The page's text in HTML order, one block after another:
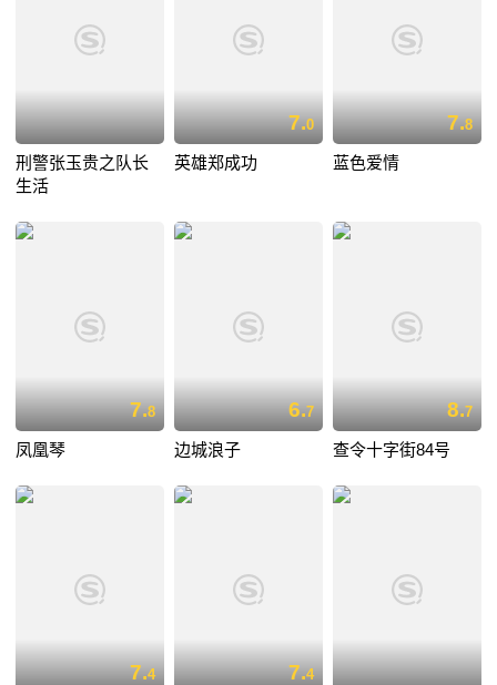
刑警张玉贵之队长
生活
7.0
英雄郑成功
7.8
蓝色爱情
7.8
凤凰琴
6.7
边城浪子
8.7
查令十字街84号
7.4 7.4